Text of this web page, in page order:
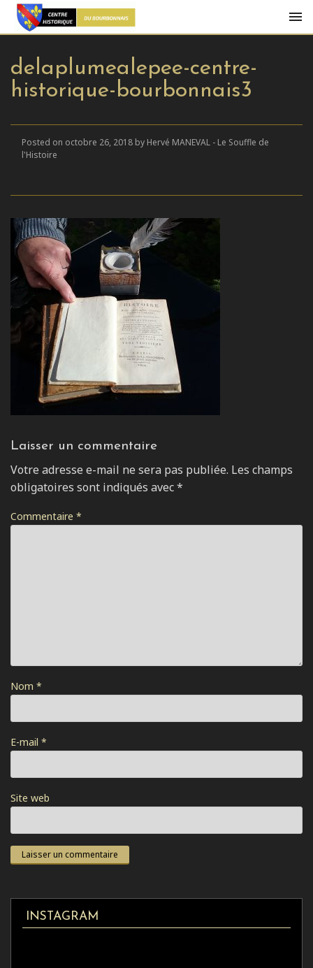
delaplumealepee-centre-
historique-bourbonnais3
Posted on octobre 26, 2018 by Hervé MANEVAL - Le Souffle de
l'Histoire
Laisser un commentaire
Votre adresse e-mail ne sera pas publiée. Les champs
obligatoires sont indiqués avec*
Commentaire *
Nom *
E-mail *
Site web
INSTAGRAM